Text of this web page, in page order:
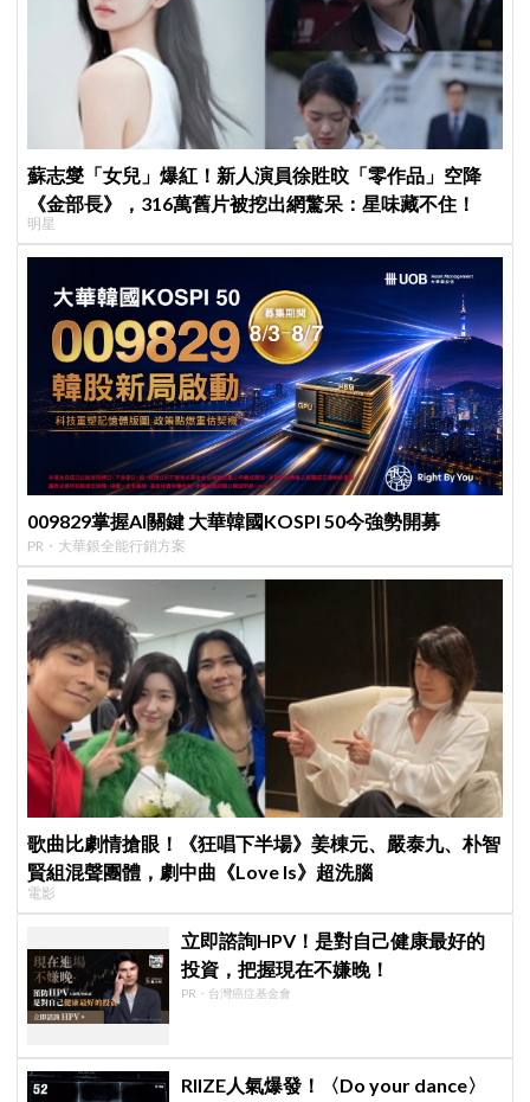
蘇志燮「女兒」爆紅！新人演員徐貹旼「零作品」空降
《金部長》，316萬舊片被挖出網驚呆：星味藏不住！
明星
009829掌握AI關鍵 大華韓國KOSPI 50今強勢開募
PR・大華銀全能行銷方案
歌曲比劇情搶眼！《狂唱下半場》姜棟元、嚴泰九、朴智
賢組混聲團體，劇中曲《Love Is》超洗腦
電影
立即諮詢HPV！是對自己健康最好的
投資，把握現在不嫌晚！
PR・台灣癌症基金會
RIIZE人氣爆發！〈Do your dance〉